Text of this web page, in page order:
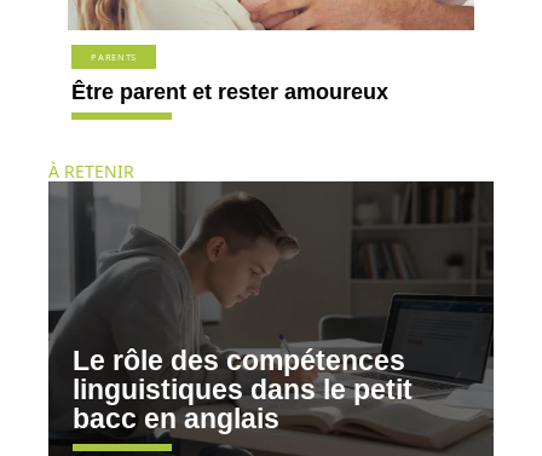
PARENTS
Être parent et rester amoureux
À RETENIR
Le rôle des compétences
linguistiques dans le petit
bacc en anglais